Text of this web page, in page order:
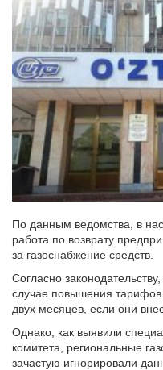
По данным ведомства, в
работа по возврату
за газоснабжение средств.
Согласно
случае повышения тарифов
двух месяцев, если они
Однако, как выявили
комитета, региональные
зачастую игнорировали